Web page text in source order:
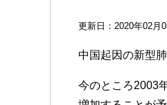
更新日：2020年02月
中国起因の新型
今のところ2003